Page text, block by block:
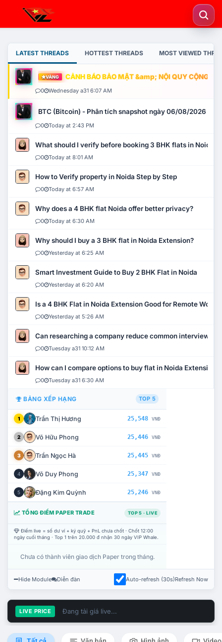
LATEST THREADS HOTTEST THREADS MOST VIEWED
VÀNG CẢNH BÁO BẢO MẬT &amp; NỘI QUY CỘNG
0 Wednesday a31 6:07 AM
BTC (Bitcoin) - Phân tích snapshot ngày 06/08/2026
0 Today at 2:43 PM
What should I verify before booking 3 BHK flats in Noida?
0 Today at 8:01 AM
How to Verify property in Noida Step by Step
0 Today at 6:57 AM
Why does a 4 BHK flat Noida offer better privacy?
0 Today at 6:30 AM
Why should I buy a 3 BHK flat in Noida Extension?
0 Yesterday at 6:25 AM
Smart Investment Guide to Buy 2 BHK Flat in Noida
0 Yesterday at 6:20 AM
Is a 4 BHK Flat in Noida Extension Good for Remote Work?
0 Yesterday at 5:26 AM
Can researching a company reduce common interview
0 Tuesday a31 10:12 AM
How can I compare options to buy flat in Noida Extension?
0 Tuesday a31 6:30 AM
BẢNG XẾP HẠNG TOP 5
1 Trần Thị Hương 25,548 VNĐ
2 Võ Hữu Phong 25,446 VNĐ
3 Trần Ngọc Hà 25,445 VNĐ
4 Võ Duy Phong 25,347 VNĐ
5 Đặng Kim Quỳnh 25,246 VNĐ
TỔNG ĐIỂM PAPER TRADE TOP 5 · LIVE
Điểm live = số dư ví + ký quỹ + PnL chưa chốt · Chốt 12:00
ngày cuối tháng · Top 1 trên 20.000 đ nhận 30 ngày VIP Whale.
Chưa có thành viên giao dịch Paper trong tháng.
Hide Module Diễn đàn Auto-refresh (30s)Refresh Now
LIVE PRICE Đang tải giá live...